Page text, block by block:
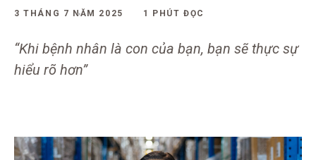
3 THÁNG 7 NĂM 2025 1 PHÚT ĐỌC
“Khi bệnh nhân là con của bạn, bạn sẽ thực sự
hiểu rõ hơn”